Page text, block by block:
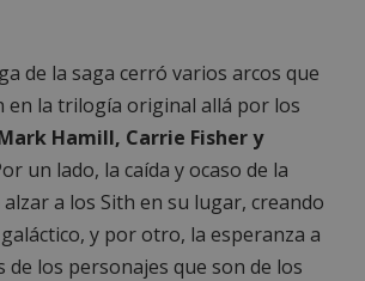
de la saga cerró varios arcos que
en la trilogía original allá por los
Hamill, Carrie Fisher y
un lado, la caída y ocaso de la
a los Sith en su lugar, creando
y por otro, la esperanza a
los personajes que son de los